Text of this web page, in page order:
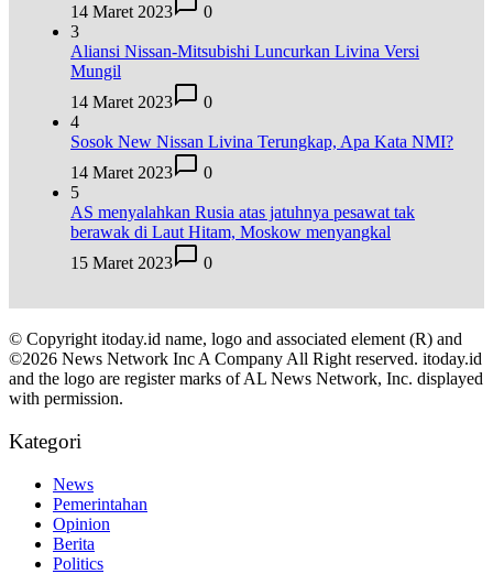
14 Maret 2023
0
3
Aliansi Nissan-Mitsubishi Luncurkan Livina Versi
Mungil
14 Maret 2023
0
4
Sosok New Nissan Livina Terungkap, Apa Kata NMI?
14 Maret 2023
0
5
AS menyalahkan Rusia atas jatuhnya pesawat tak
berawak di Laut Hitam, Moskow menyangkal
15 Maret 2023
0
© Copyright itoday.id name, logo and associated element (R) and
©2026 News Network Inc A Company All Right reserved. itoday.id
and the logo are register marks of AL News Network, Inc. displayed
with permission.
Kategori
News
Pemerintahan
Opinion
Berita
Politics